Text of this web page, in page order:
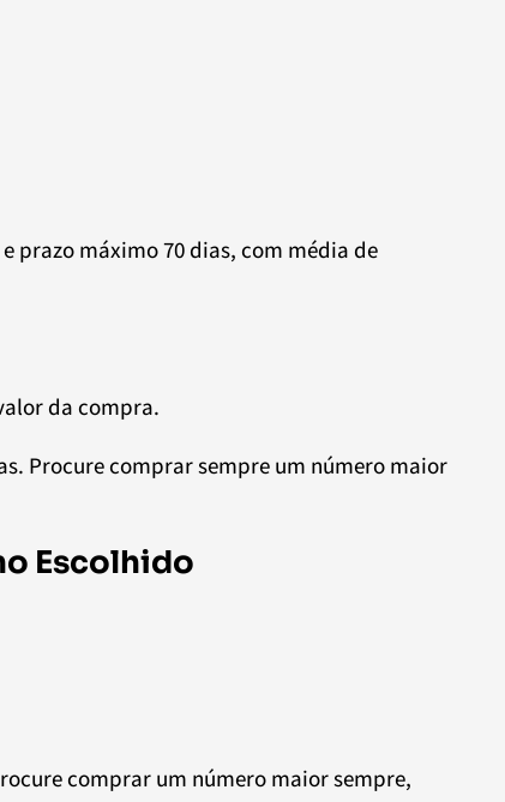
prazo máximo 70 dias, com média de
da compra.
Procure comprar sempre um número maior
Escolhido
comprar um número maior sempre,